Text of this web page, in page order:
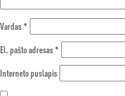
Vardas*
El. pašto adresas*
Interneto puslapis